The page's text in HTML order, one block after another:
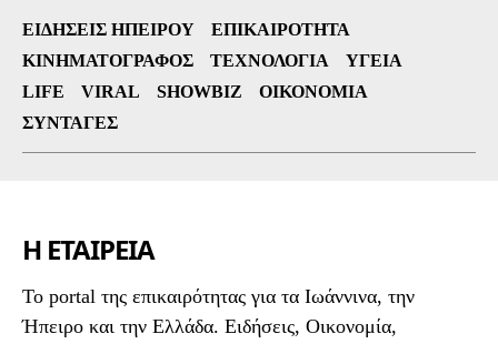
ΕΙΔΉΣΕΙΣ ΗΠΕΊΡΟΥ
ΕΠΙΚΑΙΡΌΤΗΤΑ
ΚΙΝΗΜΑΤΟΓΡΆΦΟΣ
ΤΕΧΝΟΛΟΓΊΑ
ΥΓΕΊΑ
LIFE
VIRAL SHOWBIZ
ΟΙΚΟΝΟΜΊΑ
ΣΥΝΤΑΓΈΣ
Η ΕΤΑΙΡΕΙΑ
To portal της επικαιρότητας για τα Ιωάννινα, την
Ήπειρο και την Ελλάδα. Ειδήσεις, Οικονομία,